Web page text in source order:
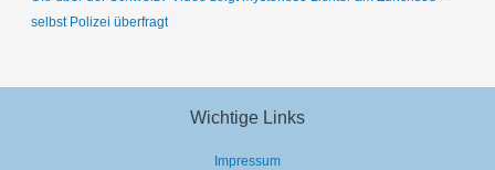
selbst Polizei überfragt
Wichtige Links
Impressum